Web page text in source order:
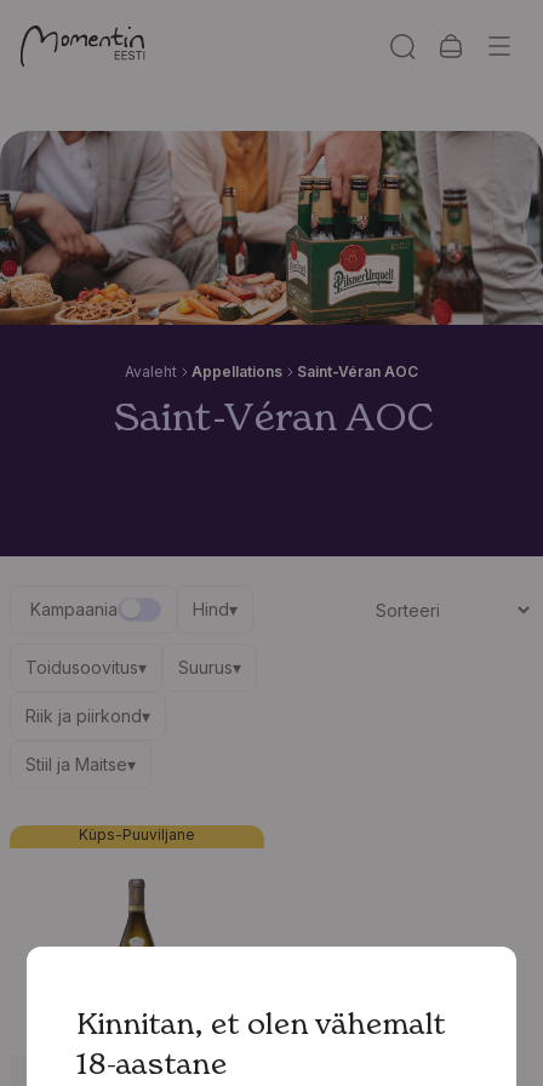
Avaleht Appellations Saint-Véran AOC
Saint-Véran AOC
Kampaania Hind▾
Toidusoovitus▾ Suurus▾
Riik ja piirkond▾
Stiil ja Maitse▾
Küps-Puuviljane
Kinnitan, et olen vähemalt
18-aastane